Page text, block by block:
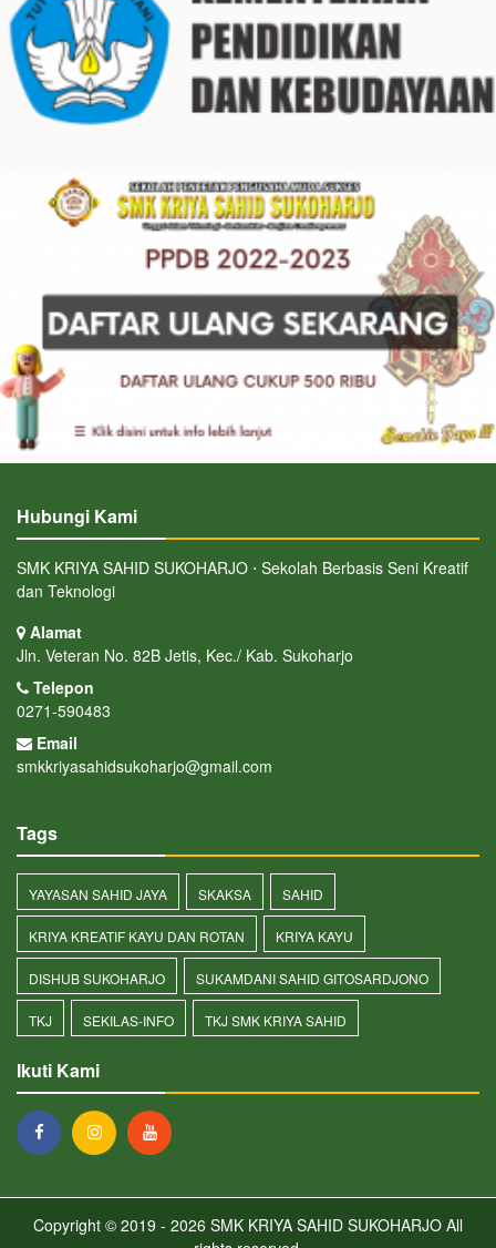
Hubungi Kami
SMK KRIYA SAHID SUKOHARJO ⋅ Sekolah Berbasis Seni Kreatif
dan Teknologi
Alamat
Jln. Veteran No. 82B Jetis, Kec./ Kab. Sukoharjo
Telepon
0271-590483
Email
smkkriyasahidsukoharjo@gmail.com
Tags
YAYASAN SAHID JAYA SKAKSA SAHID
KRIYA KREATIF KAYU DAN ROTAN KRIYA KAYU
DISHUB SUKOHARJO SUKAMDANI SAHID GITOSARDJONO
TKJ SEKILAS-INFO TKJ SMK KRIYA SAHID
Ikuti Kami
Copyright © 2019 - 2026 SMK KRIYA SAHID SUKOHARJO All